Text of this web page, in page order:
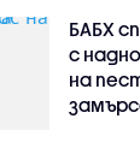
БАБХ
с
на